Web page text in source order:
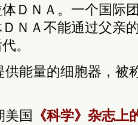
ＤＮＡ。一个国际
ＮＡ不能通过父亲
。
能量的细胞器，被
美国
《科学》杂志上